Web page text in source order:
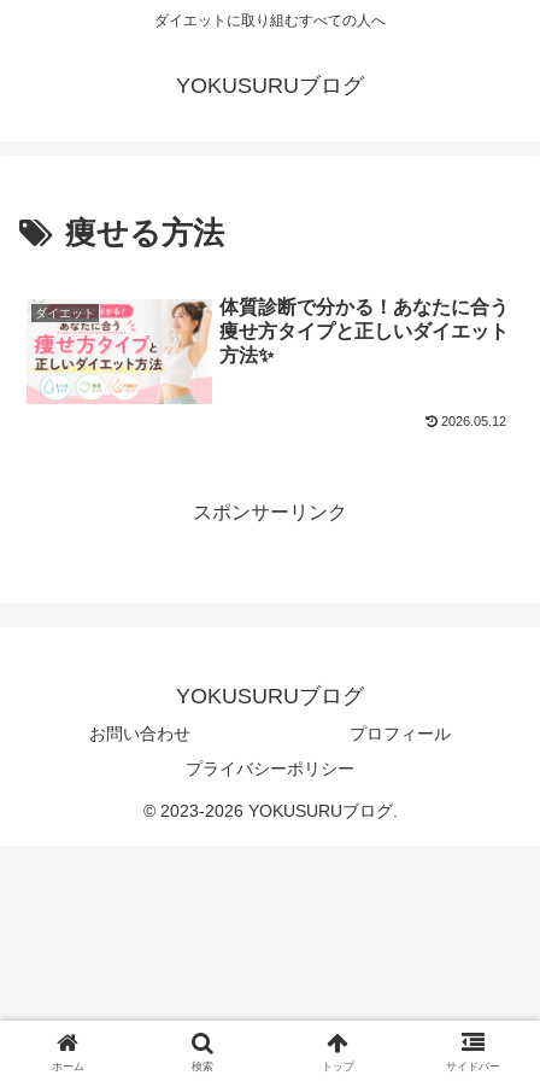
ダイエットに取り組むすべての人へ
YOKUSURUブログ
痩せる方法
ダイエット
体質診断で分かる！あなたに合う
痩せ方タイプと正しいダイエット
方法✨
2026.05.12
スポンサーリンク
YOKUSURUブログ
お問い合わせ
プロフィール
プライバシーポリシー
© 2023-2026 YOKUSURUブログ.
ホーム 検索 トップ サイドバー